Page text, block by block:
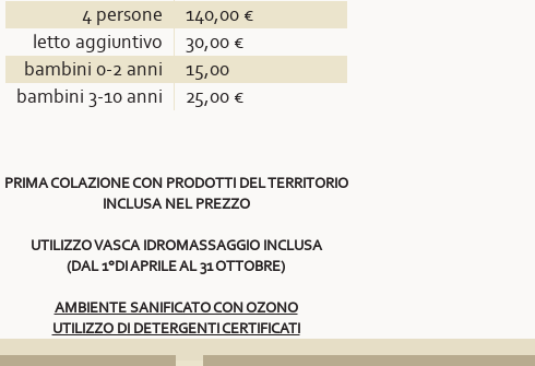
4 persone
140,00 €
letto aggiuntivo
30,00 €
bambini 0-2 anni
15,00
bambini 3-10 anni
25,00 €
PRIMA COLAZIONE CON PRODOTTI DEL TERRITORIO
INCLUSA NEL PREZZO
UTILIZZO VASCA IDROMASSAGGIO INCLUSA
(DAL 1°DI APRILE AL 31 OTTOBRE)
AMBIENTE SANIFICATO CON OZONO
UTILIZZO DI DETERGENTI CERTIFICATI